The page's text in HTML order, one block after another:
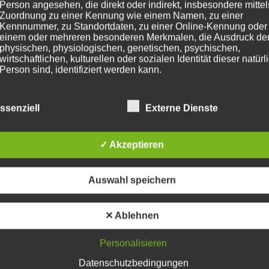
und im Leben finden Wir leben in einer Welt, in
Person angesehen, die direkt oder indirekt, insbesondere
Zuordnung zu einer Kennung wie einem Namen, zu einer
Kennnummer, zu Standortdaten, zu einer Online-Kennung oder
einem oder mehreren besonderen Merkmalen, die Ausdruck
physischen, physiologischen, genetischen, psychischen,
wirtschaftlichen, kulturellen oder sozialen Identität dieser
Person sind, identifiziert werden kann.
b) betroffene Person
natürliche Person, deren personenbezogene Daten von dem für
Verarbeitung Verantwortlichen verarbeitet werden.
c) Verarbeitung
Zusammenhang mit personenbezogenen Daten wie das
Anpassung oder Veränderung, das Auslesen, das Abfragen, die
Externe Dienste
✓ Akzeptieren
Auswahl speichern
✕ Ablehnen
Personalisieren
Datenschutzbedingungen